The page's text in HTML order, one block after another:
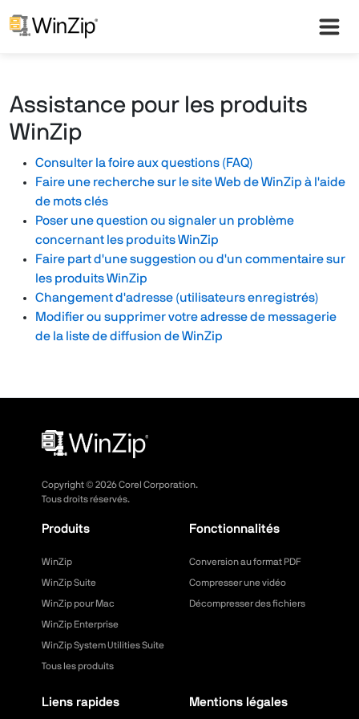
Assistance pour les produits
WinZip
Consulter la foire aux questions (FAQ)
Faire une recherche sur le site Web de WinZip à l'aide
de mots clés
Poser une question ou signaler un problème
concernant les produits WinZip
Faire part d'une suggestion ou d'un commentaire sur
les produits WinZip
Changement d'adresse (utilisateurs enregistrés)
Modifier ou supprimer votre adresse de messagerie
de la liste de diffusion de WinZip
Copyright © 2026Corel Corporation.
Tous droits réservés.
Produits
WinZip
WinZip Suite
WinZip pour Mac
WinZip Enterprise
WinZip System Utilities Suite
Tous les produits
Fonctionnalités
Conversion au format PDF
Compresser une vidéo
Décompresser des fichiers
Liens rapides Mentions légales